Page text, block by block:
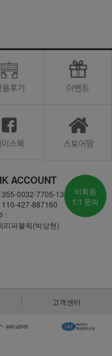
ACCOUNT
355-0032-7705-13
110-427-887160
:
리퍼블릭(박상현)
비회원
1:1 문의
고객센터